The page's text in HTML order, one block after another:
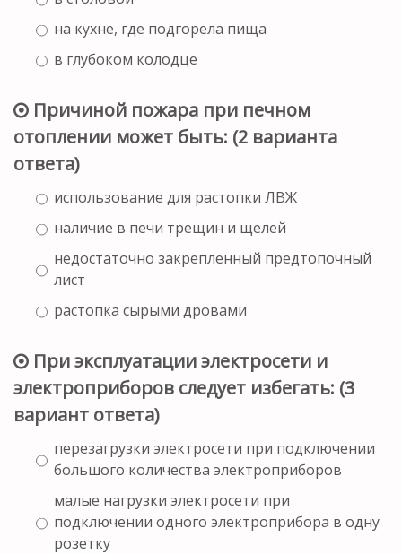
на кухне, где подгорела пища
в глубоком колодце
Причиной пожара при печном
отоплении может быть: (2 варианта
ответа)
использование для растопки ЛВЖ
наличие в печи трещин и щелей
недостаточно закрепленный предтопочный
лист
растопка сырыми дровами
При эксплуатации электросети и
электроприборов следует избегать: (3
вариант ответа)
перезагрузки электросети при подключении
большого количества электроприборов
малые нагрузки электросети при
подключении одного электроприбора в одну
розетку